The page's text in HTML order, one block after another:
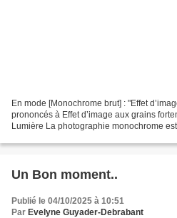
En mode [Monochrome brut] : "Effet
prononcés à Effet d’image aux grains
Lumière La photographie monochrome
Un Bon moment..
Publié le 04/10/2025 à 10:51
Par Evelyne Guyader-Debrabant